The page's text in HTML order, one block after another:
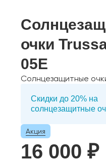
очки
05E
Солнцезащитные
Скидки до 20% на
солнцезащитные
Акция
16 000 ₽